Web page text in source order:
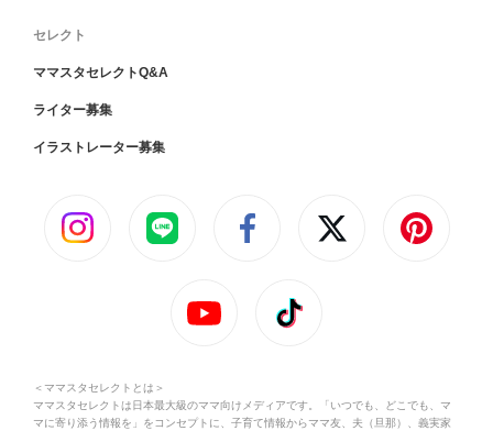
セレクト
ママスタセレクトQ&A
ライター募集
イラストレーター募集
＜ママスタセレクトとは＞
ママスタセレクトは日本最大級のママ向けメディアです。「いつでも、どこでも、マ
マに寄り添う情報を」をコンセプトに、子育て情報からママ友、夫（旦那）、義実家